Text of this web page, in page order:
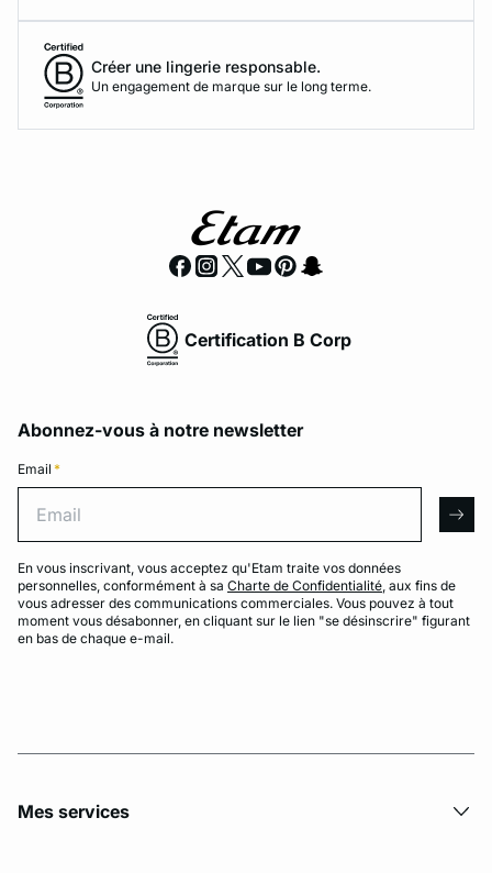
Créer une lingerie responsable.
Un engagement de marque sur le long terme.
Certification B Corp
Abonnez-vous à notre newsletter
Email *
En vous inscrivant, vous acceptez qu'Etam traite vos données
personnelles, conformément à sa Charte de Confidentialité, aux fins de
vous adresser des communications commerciales. Vous pouvez à tout
moment vous désabonner, en cliquant sur le lien "se désinscrire" figurant
en bas de chaque e-mail.
Mes services